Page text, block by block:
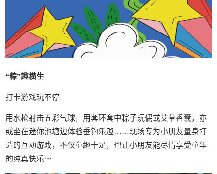
“粽”趣横生
打卡游戏玩不停
用水枪射击五彩气球，用套环套中粽子玩偶或艾草香囊，亦
或坐在迷你池塘边体验垂钓乐趣……现场专为小朋友量身打
造的互动游戏，不仅童趣十足，也让小朋友能尽情享受童年
的纯真快乐～